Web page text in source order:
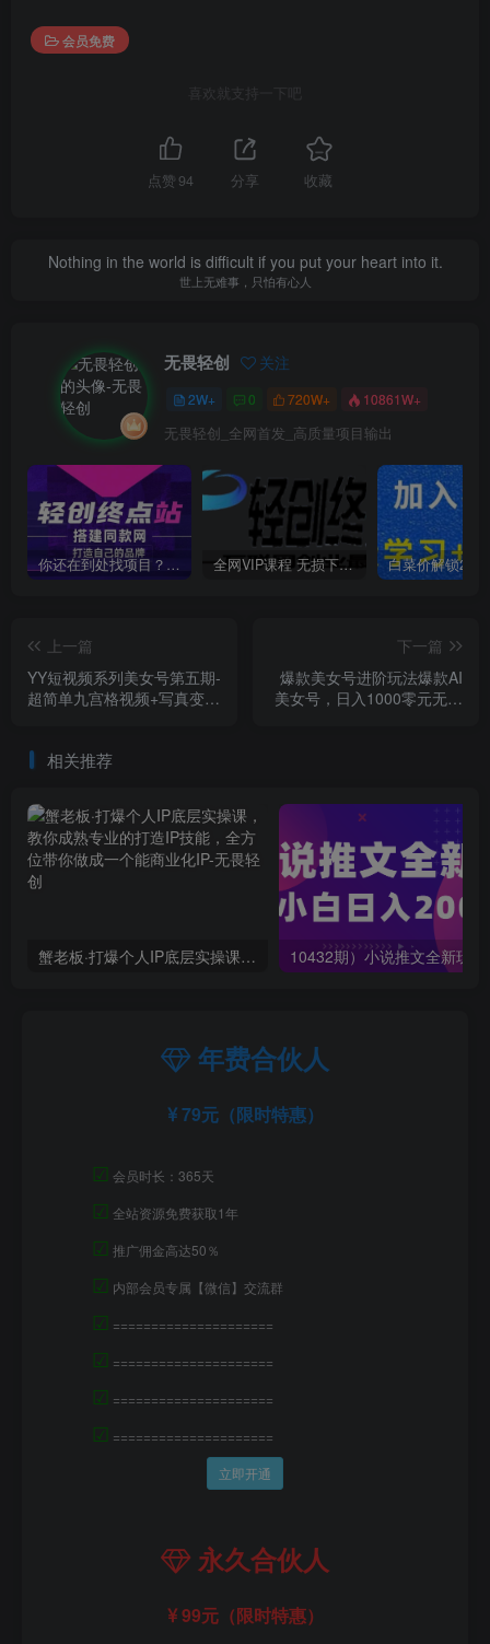
会员免费
喜欢就支持一下吧
点赞 94 分享 收藏
Nothing in the world is difficult if you put your heart into it.
世上无难事，只怕有心人
无畏轻创 关注
2W+ 0 720W+ 10861W+
无畏轻创_全网首发_高质量项目输出
你还在到处找项目？还在当韭菜？我靠卖项目一个月收入5万+，曾经我也是个失败者。 全网VIP课程 无损下载~
上一篇
YY短视频系列美女号第五期-
超简单九宫格视频+写真变现
下一篇
爆款美女号进阶玩法爆款AI
美女号，日入1000零元无成
相关推荐
蟹老板·打爆个人IP底层实操课，教你成熟专业的打造IP技能，全方位带你做成一个能商业化IP
年费合伙人
79元（限时特惠）
☑ 会员时长：365天
☑ 全站资源免费获取1年
☑ 推广佣金高达50％
☑ 内部会员专属【微信】交流群
☑ =====================
☑ =====================
☑ =====================
☑ =====================
立即开通
永久合伙人
99元（限时特惠）